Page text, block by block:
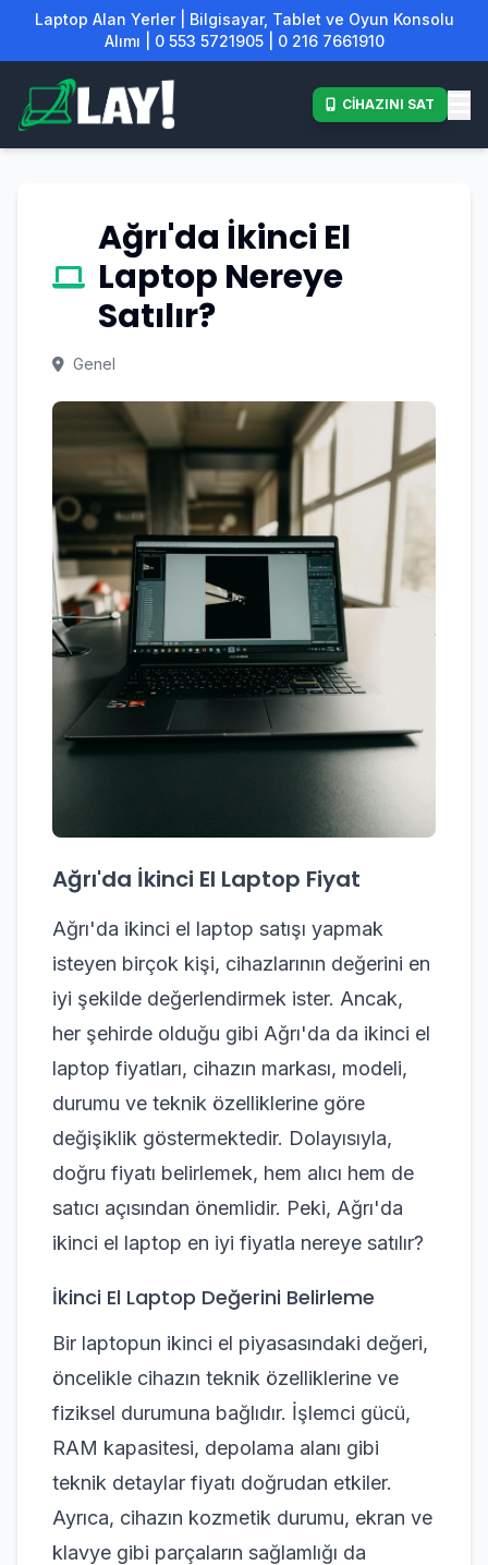
Laptop Alan Yerler | Bilgisayar, Tablet ve Oyun Konsolu
Alımı | 0 553 5721905 | 0 216 7661910
CİHAZINI SAT
Ağrı'da İkinci El
Laptop Nereye
Satılır?
Genel
Ağrı'da İkinci El Laptop Fiyat
Ağrı'da ikinci el laptop satışı yapmak
isteyen birçok kişi, cihazlarının değerini en
iyi şekilde değerlendirmek ister. Ancak,
her şehirde olduğu gibi Ağrı'da da ikinci el
laptop fiyatları, cihazın markası, modeli,
durumu ve teknik özelliklerine göre
değişiklik göstermektedir. Dolayısıyla,
doğru fiyatı belirlemek, hem alıcı hem de
satıcı açısından önemlidir. Peki, Ağrı'da
ikinci el laptop en iyi fiyatla nereye satılır?
İkinci El Laptop Değerini Belirleme
Bir laptopun ikinci el piyasasındaki değeri,
öncelikle cihazın teknik özelliklerine ve
fiziksel durumuna bağlıdır. İşlemci gücü,
RAM kapasitesi, depolama alanı gibi
teknik detaylar fiyatı doğrudan etkiler.
Ayrıca, cihazın kozmetik durumu, ekran ve
klavye gibi parçaların sağlamlığı da